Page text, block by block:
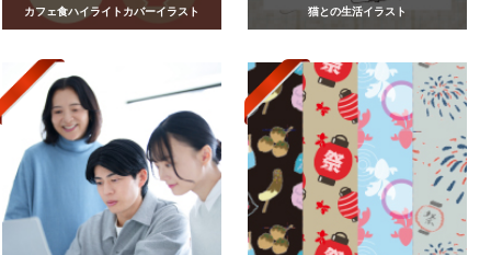
カフェ食ハイライトカバーイラスト 猫との生活イラスト